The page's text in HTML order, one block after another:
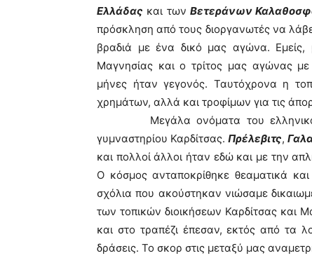
Ελλάδας και των Βετεράνων
πρόσκληση από τους διοργανωτές να
βραδιά με ένα δικό μας αγώνα.
Μαγνησίας και ο τρίτος μας αγώνας με
μήνες ήταν γεγονός. Ταυτόχρονα η
χρημάτων, αλλά και τροφίμων για τις
Μεγάλα ονόματα του ελληνικού
γυμναστηρίου Καρδίτσας. Πρέλεβιτς,
και πολλοί άλλοι ήταν εδώ και με την
Ο κόσμος ανταποκρίθηκε θεαματικά
σχόλια που ακούστηκαν νιώσαμε
των τοπικών διοικήσεων Καρδίτσας και
και στο τραπέζι έπεσαν, εκτός από τα
δράσεις. Το σκορ στις μεταξύ μας